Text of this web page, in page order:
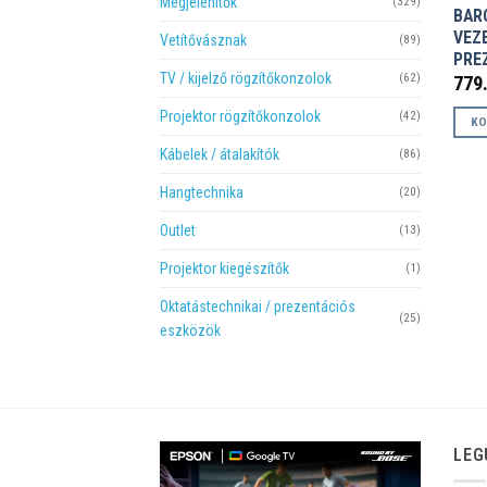
Vetítővásznak (89)
TV / kijelző rögzítőkonzolok (62)
Projektor rögzítőkonzolok (42)
Kábelek / átalakítók (86)
Hangtechnika (20)
Outlet (13)
Projektor kiegészítők (1)
Oktatástechnikai / prezentációs
eszközök
(25)